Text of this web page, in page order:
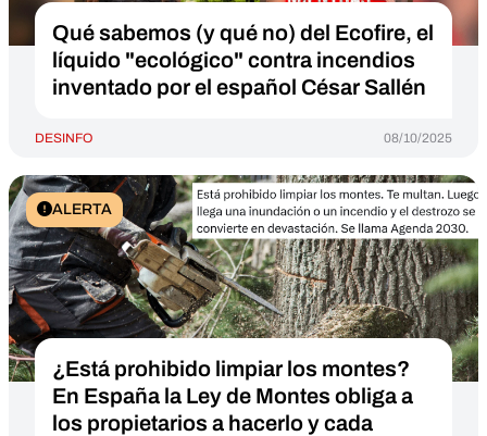
Qué sabemos (y qué no) del Ecofire, el
líquido "ecológico" contra incendios
inventado por el español César Sallén
DESINFO 08/10/2025
ALERTA
¿Está prohibido limpiar los montes?
En España la Ley de Montes obliga a
los propietarios a hacerlo y cada